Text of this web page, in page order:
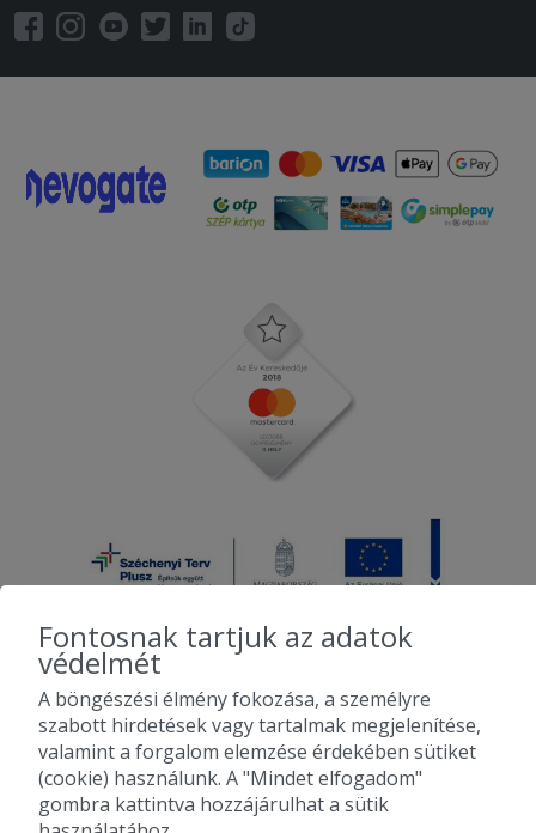
2010-2026 Copyright - Falatozz.hu - Diston-line Kft.
Pizza, gyros, hamburger, menük kedvező áron, egy helyen az összes
étterem ajánlata.
Fontosnak tartjuk az adatok
védelmét
A böngészési élmény fokozása, a személyre
szabott hirdetések vagy tartalmak megjelenítése,
valamint a forgalom elemzése érdekében sütiket
(cookie) használunk. A "Mindet elfogadom"
gombra kattintva hozzájárulhat a sütik